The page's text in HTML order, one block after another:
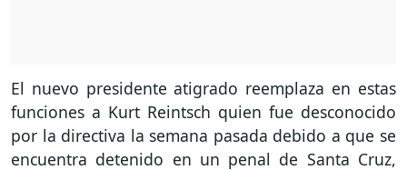
El nuevo presidente atigrado reemplaza en estas
funciones a Kurt Reintsch quien fue desconocido
por la directiva la semana pasada debido a que se
encuentra detenido en un penal de Santa Cruz,